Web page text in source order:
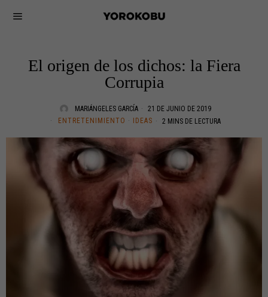
El origen de los dichos: la Fiera
Corrupia
MARIÁNGELES GARCÍA
21 DE JUNIO DE 2019
ENTRETENIMIENTO · IDEAS 2 MINS DE LECTURA